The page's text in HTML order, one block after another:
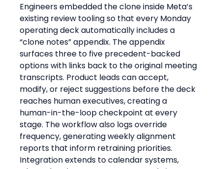
Engineers embedded the clone inside Meta’s
existing review tooling so that every Monday
operating deck automatically includes a
“clone notes” appendix. The appendix
surfaces three to five precedent-backed
options with links back to the original meeting
transcripts. Product leads can accept,
modify, or reject suggestions before the deck
reaches human executives, creating a
human-in-the-loop checkpoint at every
stage. The workflow also logs override
frequency, generating weekly alignment
reports that inform retraining priorities.
Integration extends to calendar systems,